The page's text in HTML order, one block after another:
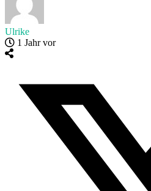
Ulrike
1 Jahr vor